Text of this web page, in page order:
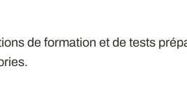
de formation et de tests